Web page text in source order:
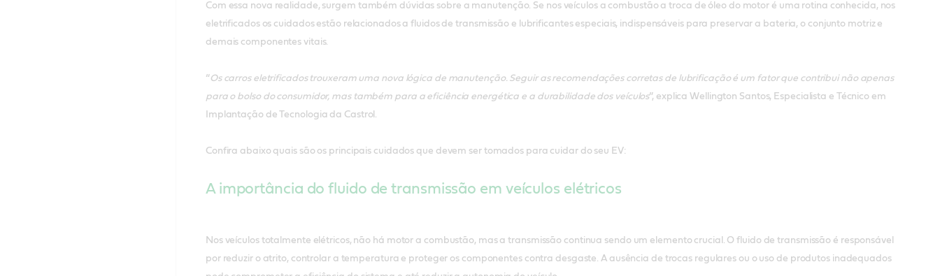
Com essa nova realidade, surgem também dúvidas sobre a manutenção. Se nos veículos a combustão a troca de óleo do motor é uma rotina conhecida, nos
eletrificados os cuidados estão relacionados a fluidos de transmissão e lubrificantes especiais, indispensáveis para preservar a bateria, o conjunto motriz e
demais componentes vitais.
“ Os carros eletrificados trouxeram uma nova lógica de manutenção. Seguir as recomendações corretas de lubrificação é um fator que contribui não apenas
para o bolso do consumidor, mas também para a eficiência energética e a durabilidade dos veículos”, explica Wellington Santos, Especialista e Técnico em
Implantação de Tecnologia da Castrol.
Confira abaixo quais são os principais cuidados que devem ser tomados para cuidar do seu EV:
A importância do fluido de transmissão em veículos elétricos
Nos veículos totalmente elétricos, não há motor a combustão, mas a transmissão continua sendo um elemento crucial. O fluido de transmissão é responsável
por reduzir o atrito, controlar a temperatura e proteger os componentes contra desgaste. A ausência de trocas regulares ou o uso de produtos inadequados